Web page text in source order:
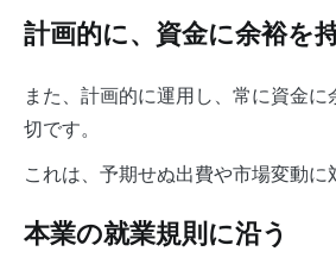
計画的に、資金に余裕を
また、計画的に運用し、常に資金に
切です。
これは、予期せぬ出費や市場変動に
本業の就業規則に沿う